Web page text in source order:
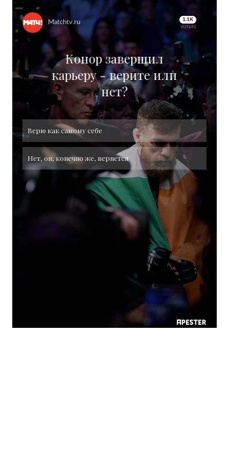
Matchtv.ru 1.1K
VOTERS
Конор завершил
карьеру - верите или
нет?
Верю как самому себе
Нет, он, конечно же, вернется